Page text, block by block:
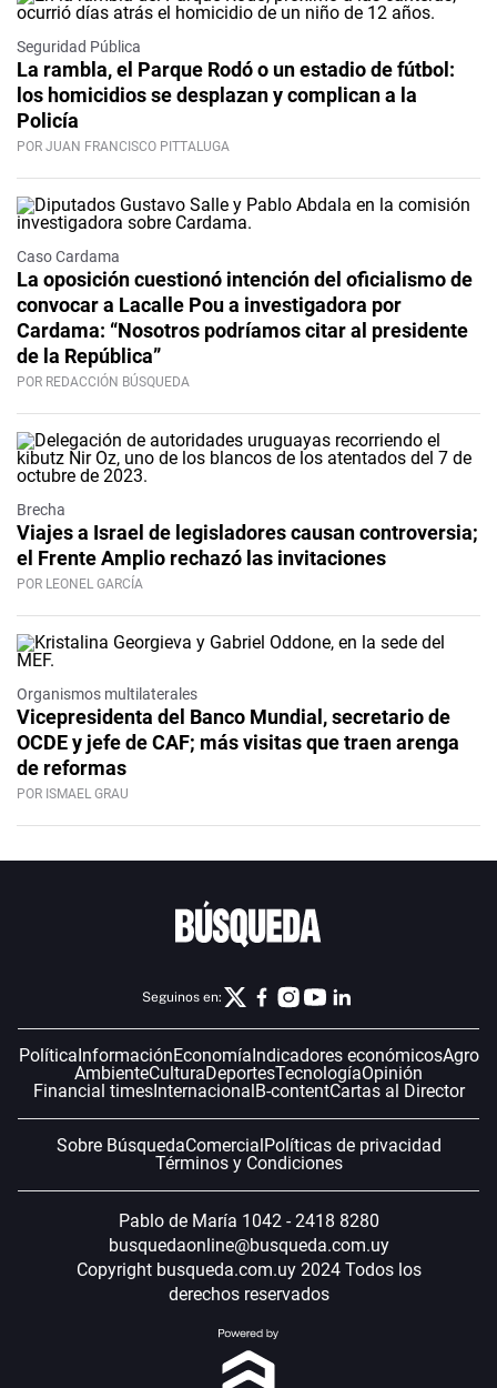
Seguridad Pública
La rambla, el Parque Rodó o un estadio de fútbol:
los homicidios se desplazan y complican a la
Policía
POR JUAN FRANCISCO PITTALUGA
Caso Cardama
La oposición cuestionó intención del oficialismo de
convocar a Lacalle Pou a investigadora por
Cardama: “Nosotros podríamos citar al presidente
de la República”
POR REDACCIÓN BÚSQUEDA
Brecha
Viajes a Israel de legisladores causan controversia;
el Frente Amplio rechazó las invitaciones
POR LEONEL GARCÍA
Organismos multilaterales
Vicepresidenta del Banco Mundial, secretario de
OCDE y jefe de CAF; más visitas que traen arenga
de reformas
POR ISMAEL GRAU
Seguinos en:
PolíticaInformaciónEconomíaIndicadores económicosAgro
AmbienteCulturaDeportesTecnologíaOpinión
Financial timesInternacionalB-contentCartas al Director
Sobre BúsquedaComercialPolíticas de privacidad
Términos y Condiciones
Pablo de María 1042 - 2418 8280
busquedaonline@busqueda.com.uy
Copyright busqueda.com.uy 2024 Todos los
derechos reservados